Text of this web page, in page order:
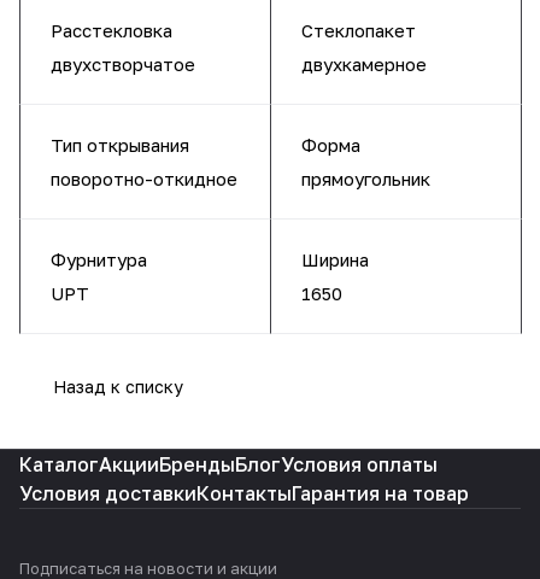
Расстекловка
двухстворчатое
Стеклопакет
двухкамерное
Тип открывания
поворотно-откидное
Форма
прямоугольник
Фурнитура
UPT
Ширина
1650
Назад к списку
КаталогАкцииБрендыБлогУсловия оплаты
Условия доставкиКонтактыГарантия на товар
Подписаться на новости и акции